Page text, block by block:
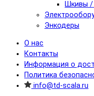
Шкивы /
Энкодеры
О нас
Контакты
Информация о
Политика
info@td-scala.ru